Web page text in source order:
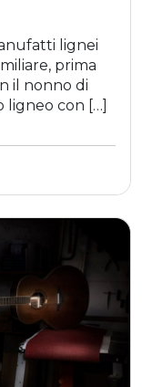
lignei
prima
il nonno di
ligneo con […]